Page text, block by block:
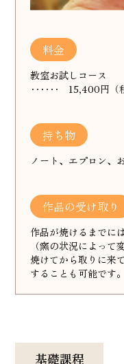
料金
教室お試しコース
‥‥‥ 15,400円（
持ち物
ノート、エプロン、
作品の受け取り
作品が焼けるまでに
（窯の状況によって
焼けてから取りに来
することも可能です。
基礎課程